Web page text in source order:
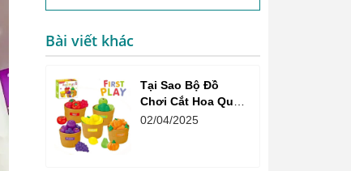
Bài viết khác
Tại Sao Bộ Đồ
Chơi Cắt Hoa Quả
Market Là Sự Lựa
02/04/2025